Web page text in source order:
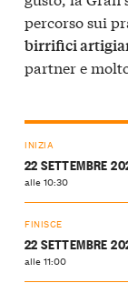
percorso sui
birrifici
partner e
INIZIA
22 SETTEMBRE
alle 10:30
FINISCE
22 SETTEMBRE
alle 11:00